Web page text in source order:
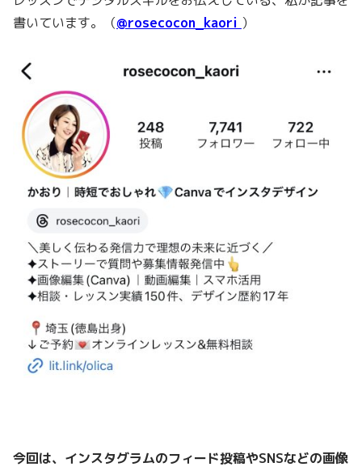
書いています。（@rosecocon_kaori ）
今回は、インスタグラムのフィード投稿やSNSなどの画像